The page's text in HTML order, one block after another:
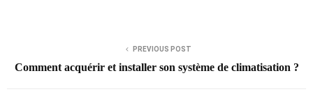
PREVIOUS POST
Comment acquérir et installer son système de climatisation ?